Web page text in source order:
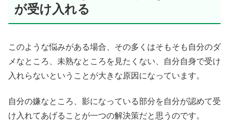
が受け入れる
このような悩みがある場合、その多くはそもそも自分のダ
メなところ、未熟なところを見たくない、自分自身で受け
入れらないということが大きな原因になっています。
自分の嫌なところ、影になっている部分を自分が認めて受
け入れてあげることが一つの解決策だと思うのです。